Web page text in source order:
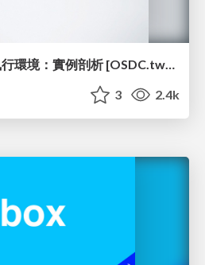
用 Go 打造程式語言執行環境：實例剖析 [OSDC.tw 2014]
3 2.4k